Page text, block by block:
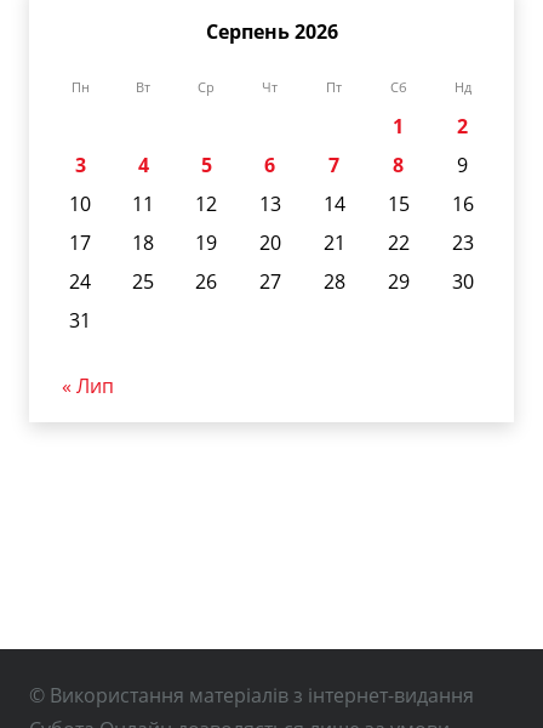
Серпень 2026
Пн Вт Ср Чт Пт Сб Нд
1
2
3
4 5 6 7 8
9
10
11 12 13 14 15
16
17
18 19 20 21 22
23
24
25 26 27 28 29
30
31
« Лип
© Використання матеріалів з інтернет-видання